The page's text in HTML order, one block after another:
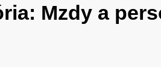
Mzdy a